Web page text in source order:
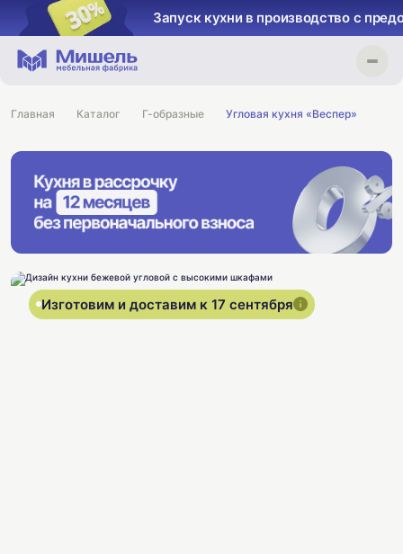
Запуск кухни в производство с
Главная Каталог Г-образные Угловая кухня «Веспер»
Изготовим и доставим к 17 сентября